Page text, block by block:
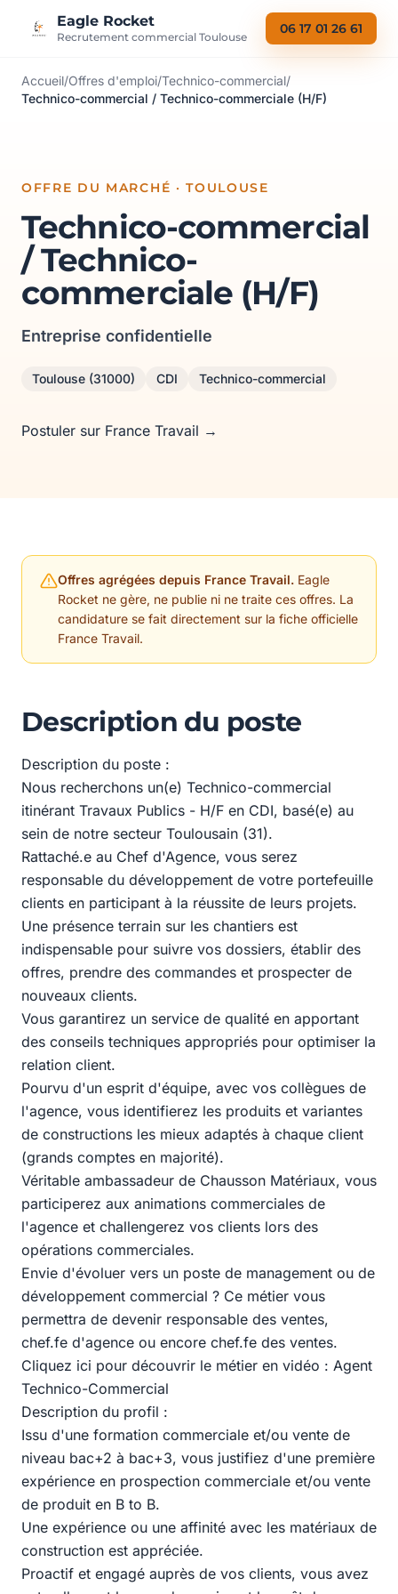
Eagle Rocket
Recrutement commercial Toulouse
06 17 01 26 61
Accueil/Offres d'emploi/Technico-commercial/
Technico-commercial / Technico-commerciale (H/F)
OFFRE DU MARCHÉ · TOULOUSE
Technico-commercial
/ Technico-
commerciale (H/F)
Entreprise confidentielle
Toulouse (31000) CDI Technico-commercial
Postuler sur France Travail →
Offres agrégées depuis France Travail. Eagle
Rocket ne gère, ne publie ni ne traite ces offres. La
candidature se fait directement sur la fiche officielle
France Travail.
Description du poste
Description du poste :
Nous recherchons un(e) Technico-commercial
itinérant Travaux Publics - H/F en CDI, basé(e) au
sein de notre secteur Toulousain (31).
Rattaché.e au Chef d'Agence, vous serez
responsable du développement de votre portefeuille
clients en participant à la réussite de leurs projets.
Une présence terrain sur les chantiers est
indispensable pour suivre vos dossiers, établir des
offres, prendre des commandes et prospecter de
nouveaux clients.
Vous garantirez un service de qualité en apportant
des conseils techniques appropriés pour optimiser la
relation client.
Pourvu d'un esprit d'équipe, avec vos collègues de
l'agence, vous identifierez les produits et variantes
de constructions les mieux adaptés à chaque client
(grands comptes en majorité).
Véritable ambassadeur de Chausson Matériaux, vous
participerez aux animations commerciales de
l'agence et challengerez vos clients lors des
opérations commerciales.
Envie d'évoluer vers un poste de management ou de
développement commercial ? Ce métier vous
permettra de devenir responsable des ventes,
chef.fe d'agence ou encore chef.fe des ventes.
Cliquez ici pour découvrir le métier en vidéo : Agent
Technico-Commercial
Description du profil :
Issu d'une formation commerciale et/ou vente de
niveau bac+2 à bac+3, vous justifiez d'une première
expérience en prospection commerciale et/ou vente
de produit en B to B.
Une expérience ou une affinité avec les matériaux de
construction est appréciée.
Proactif et engagé auprès de vos clients, vous avez